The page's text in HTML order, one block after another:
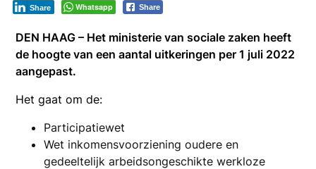
Whatsapp Share
Share
DEN HAAG – Het ministerie van sociale zaken heeft
de hoogte van een aantal uitkeringen per 1 juli 2022
aangepast.
Het gaat om de:
Participatiewet
Wet inkomensvoorziening oudere en
gedeeltelijk arbeidsongeschikte werkloze